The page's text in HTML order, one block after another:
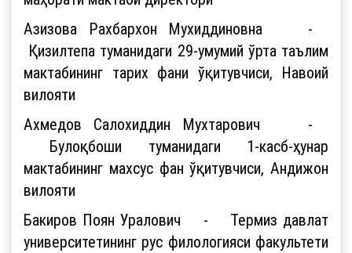
Азизова Рахбархон Мухиддиновна -
Қизилтепа туманидаги 29-умумий ўрта таълим
мактабининг тарих фани ўқитувчиси, Навоий
вилояти
Ахмедов Салохиддин Мухтарович -
Булоқбоши туманидаги 1-касб-ҳунар
мактабининг махсус фан ўқитувчиси, Андижон
вилояти
Бакиров Поян Уралович - Термиз давлат
университетининг рус филологияси факультети